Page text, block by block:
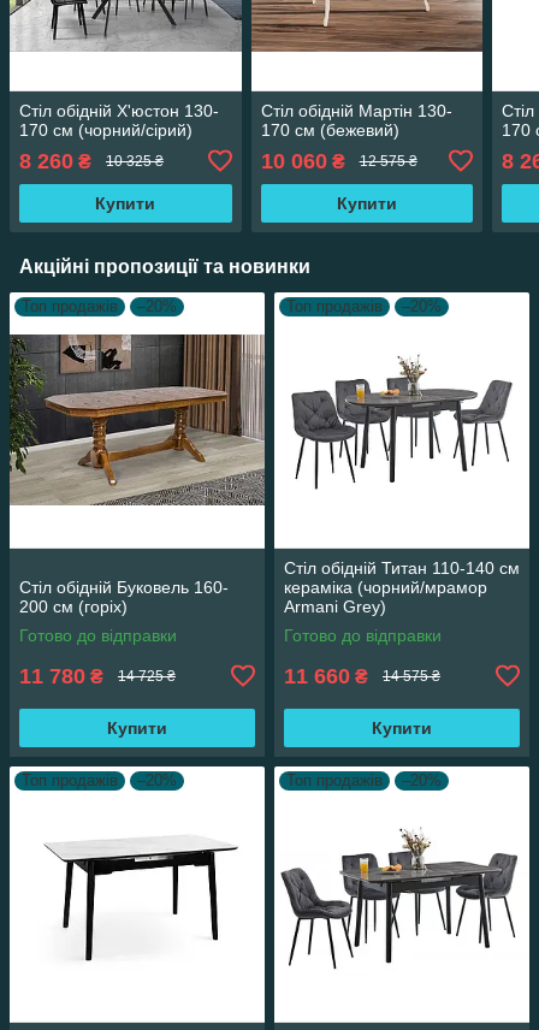
Стіл обідній Х'юстон 130-
170 см (чорний/сірий)
8 260 ₴ 10 325 ₴
Купити
Стіл обідній Мартін 130-
170 см (бежевий)
10 060₴ 12 575 ₴
Купити
170
8
Акційні пропозиції та новинки
Топ продажів –20%
Стіл обідній Буковель 160-
200 см (горіх)
Готово до відправки
11 780 ₴ 14 725 ₴
Купити
Топ продажів –20%
Стіл обідній Титан 110-140 см
кераміка (чорний/мрамор
Armani Grey)
Готово до відправки
11 660 ₴ 14 575 ₴
Купити
Топ продажів –20% Топ продажів –20%